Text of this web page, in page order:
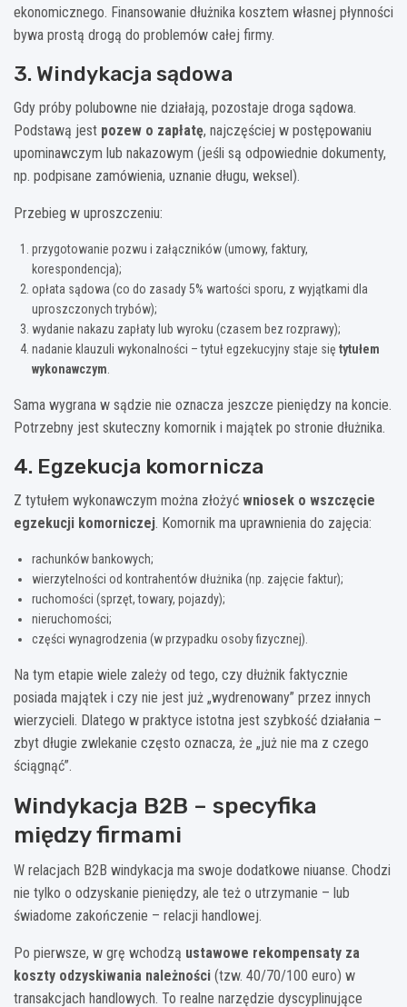
ekonomicznego. Finansowanie dłużnika kosztem własnej płynności
bywa prostą drogą do problemów całej firmy.
3. Windykacja sądowa
Gdy próby polubowne nie działają, pozostaje droga sądowa.
Podstawą jest pozew o zapłatę, najczęściej w postępowaniu
upominawczym lub nakazowym (jeśli są odpowiednie dokumenty,
np. podpisane zamówienia, uznanie długu, weksel).
Przebieg w uproszczeniu:
przygotowanie pozwu i załączników (umowy, faktury,
korespondencja);
opłata sądowa (co do zasady 5% wartości sporu, z wyjątkami dla
uproszczonych trybów);
wydanie nakazu zapłaty lub wyroku (czasem bez rozprawy);
nadanie klauzuli wykonalności – tytuł egzekucyjny staje się tytułem
wykonawczym
Sama wygrana w sądzie nie oznacza jeszcze pieniędzy na koncie.
Potrzebny jest skuteczny komornik i majątek po stronie dłużnika.
4. Egzekucja komornicza
Z tytułem wykonawczym można złożyć wniosek o wszczęcie
egzekucji komorniczej. Komornik ma uprawnienia do zajęcia:
rachunków bankowych;
wierzytelności od kontrahentów dłużnika (np. zajęcie faktur);
ruchomości (sprzęt, towary, pojazdy);
nieruchomości;
części wynagrodzenia (w przypadku osoby fizycznej).
Na tym etapie wiele zależy od tego, czy dłużnik faktycznie
posiada majątek i czy nie jest już „wydrenowany” przez innych
wierzycieli. Dlatego w praktyce istotna jest szybkość działania –
zbyt długie zwlekanie często oznacza, że „już nie ma z czego
ściągnąć”.
Windykacja B2B – specyfika
między firmami
W relacjach B2B windykacja ma swoje dodatkowe niuanse. Chodzi
nie tylko o odzyskanie pieniędzy, ale też o utrzymanie – lub
świadome zakończenie – relacji handlowej.
Po pierwsze, w grę wchodzą ustawowe rekompensaty za
koszty odzyskiwania należności (tzw. 40/70/100 euro) w
transakcjach handlowych. To realne narzędzie dyscyplinujące